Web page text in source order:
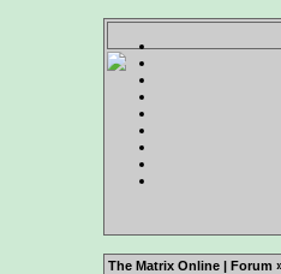
The Matrix Online | Forum